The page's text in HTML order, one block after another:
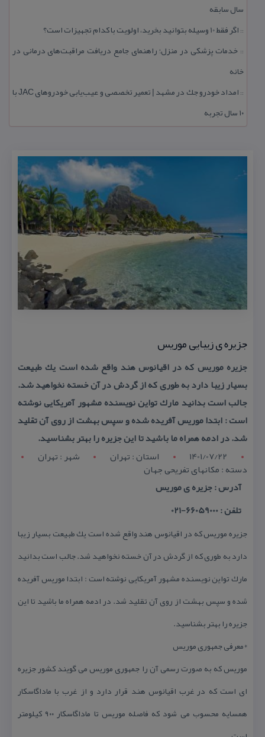
سال سابقه
:: اگر فقط 10 وسیله بتوانید بخرید، اولویت با كدام تجهیزات است؟
:: خدمات پزشكی در منزل؛ راهنمای جامع دریافت مراقبت‌های درمانی در
خانه
::
امداد خودرو جك در مشهد | تعمیر تخصصی و عیب‌یابی خودروهای JAC با
۱۰ سال تجربه
جزیره ی زیبایی موریس
جزیره موریس كه در اقیانوس هند واقع شده است یك طبیعت
بسیار زیبا دارد به طوری كه از گردش در آن خسته نخواهید شد.
جالب است بدانید مارك تواین نویسنده مشهور آمریكایی نوشته
است : ابتدا موریس آفریده شده و سپس بهشت از روی آن تقلید
شد. در ادمه همراه ما باشید تا این جزیره را بهتر بشناسید.
1401/07/22
استان : تهران شهر : تهران
دسته : مكانهای تفریحی جهان
آدرس : جزیره ی موریس
تلفن : 66059000-021
جزیره موریس كه در اقیانوس هند واقع شده است یك طبیعت بسیار زیبا
دارد به طوری كه از گردش در آن خسته نخواهید شد. جالب است بدانید
مارك تواین نویسنده مشهور آمریكایی نوشته است : ابتدا موریس آفریده
شده و سپس بهشت از روی آن تقلید شد. در ادمه همراه ما باشید تا این
جزیره را بهتر بشناسید.
*معرفی جمهوری موریس
موریس كه به صورت رسمی آن را جمهوری موریس می گویند كشور جزیره
ای است كه در غرب اقیانوس هند قرار دارد و از غرب با ماداگاسكار
همسایه محسوب می شود كه فاصله موریس تا ماداگاسكار ۹۰۰ كیلومتر